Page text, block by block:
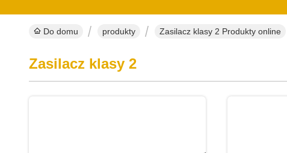
Do domu produkty Zasilacz klasy 2 Produkty online
Zasilacz klasy 2